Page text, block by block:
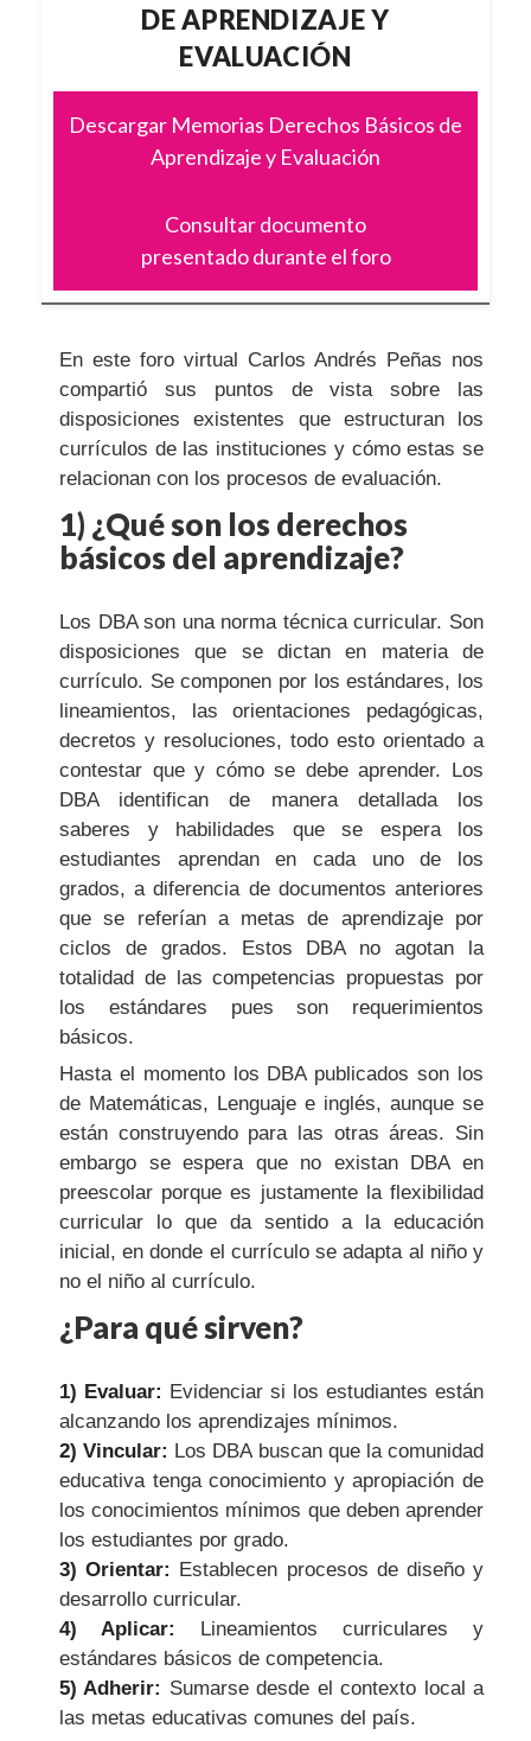
DE APRENDIZAJE Y
EVALUACIÓN
Descargar Memorias Derechos Básicos de
Aprendizaje y Evaluación
Consultar documento
presentado durante el foro
En este foro virtual Carlos Andrés Peñas nos
compartió sus puntos de vista sobre las
disposiciones existentes que estructuran los
currículos de las instituciones y cómo estas se
relacionan con los procesos de evaluación.
1) ¿Qué son los derechos
básicos del aprendizaje?
Los DBA son una norma técnica curricular. Son
disposiciones que se dictan en materia de
currículo. Se componen por los estándares, los
lineamientos, las orientaciones pedagógicas,
decretos y resoluciones, todo esto orientado a
contestar que y cómo se debe aprender. Los
DBA identifican de manera detallada los
saberes y habilidades que se espera los
estudiantes aprendan en cada uno de los
grados, a diferencia de documentos anteriores
que se referían a metas de aprendizaje por
ciclos de grados. Estos DBA no agotan la
totalidad de las competencias propuestas por
los estándares pues son requerimientos
básicos.
Hasta el momento los DBA publicados son los
de Matemáticas, Lenguaje e inglés, aunque se
están construyendo para las otras áreas. Sin
embargo se espera que no existan DBA en
preescolar porque es justamente la flexibilidad
curricular lo que da sentido a la educación
inicial, en donde el currículo se adapta al niño y
no el niño al currículo.
¿Para qué sirven?
1) Evaluar: Evidenciar si los estudiantes están
alcanzando los aprendizajes mínimos.
2) Vincular: Los DBA buscan que la comunidad
educativa tenga conocimiento y apropiación de
los conocimientos mínimos que deben aprender
los estudiantes por grado.
3) Orientar: Establecen procesos de diseño y
desarrollo curricular.
4) Aplicar:
Lineamientos curriculares y
estándares básicos de competencia.
5) Adherir: Sumarse desde el contexto local a
las metas educativas comunes del país.